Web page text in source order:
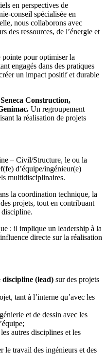
en perspectives de
conseil spécialisée en
nous collaborons avec
des ressources, de l’énergie et
pointe pour optimiser la
engagés dans des pratiques
un impact positif et durable
Construction,
Un regroupement
la réalisation de projets
– Civil/Structure, le ou la
d’équipe/ingénieur(e)
multidisciplinaires.
la coordination technique, la
projets, tout en contribuant
discipline.
: il implique un leadership à la
directe sur la réalisation
discipline (lead) sur des projets
tant à l’interne qu’avec les
et de dessin avec les
autres disciplines et les
le travail des ingénieurs et des